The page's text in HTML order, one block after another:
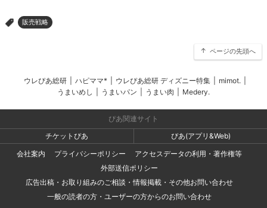
> 販売戦略
ページの先頭へ
ウレぴあ総研 ハピママ* ウレぴあ総研 ディズニー特集 mimot.
うまいめし
うまいパン うまい肉 Medery.
ぴあ関連サイト
チケットぴあ
ぴあ(アプリ&Web)
会社案内
プライバシーポリシー
アクセスデータの利用・著作権等
外部送信ポリシー
広告出稿・お取り組みのご相談・情報掲載・その他お問い合わせ
一般の読者の方・ユーザーの方からのお問い合わせ